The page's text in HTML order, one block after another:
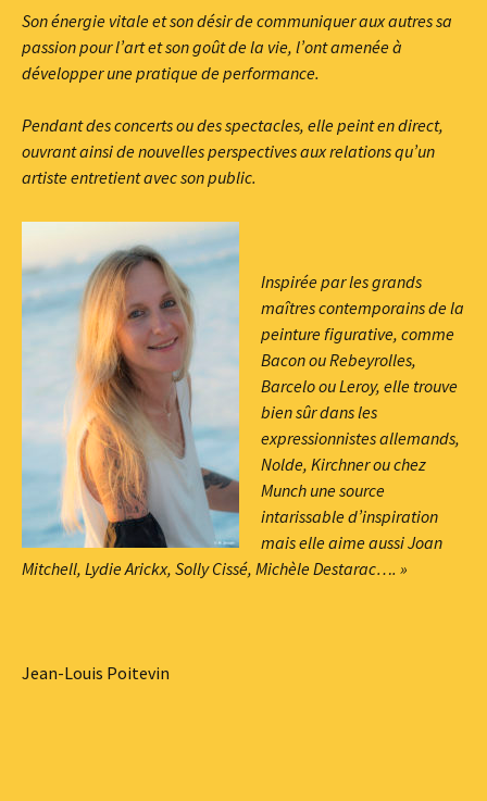
Son énergie vitale et son désir de communiquer aux autres sa
passion pour l’art et son goût de la vie, l’ont amenée à
développer une pratique de performance.
Pendant des concerts ou des spectacles, elle peint en direct,
ouvrant ainsi de nouvelles perspectives aux relations qu’un
artiste entretient avec son public.
Inspirée par les grands
maîtres contemporains de la
peinture figurative, comme
Bacon ou Rebeyrolles,
Barcelo ou Leroy, elle trouve
bien sûr dans les
expressionnistes allemands,
Nolde, Kirchner ou chez
Munch une source
intarissable d’inspiration
mais elle aime aussi Joan
Mitchell, Lydie Arickx, Solly Cissé, Michèle Destarac…. »
Jean-Louis Poitevin